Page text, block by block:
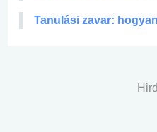
Tanulási zavar: